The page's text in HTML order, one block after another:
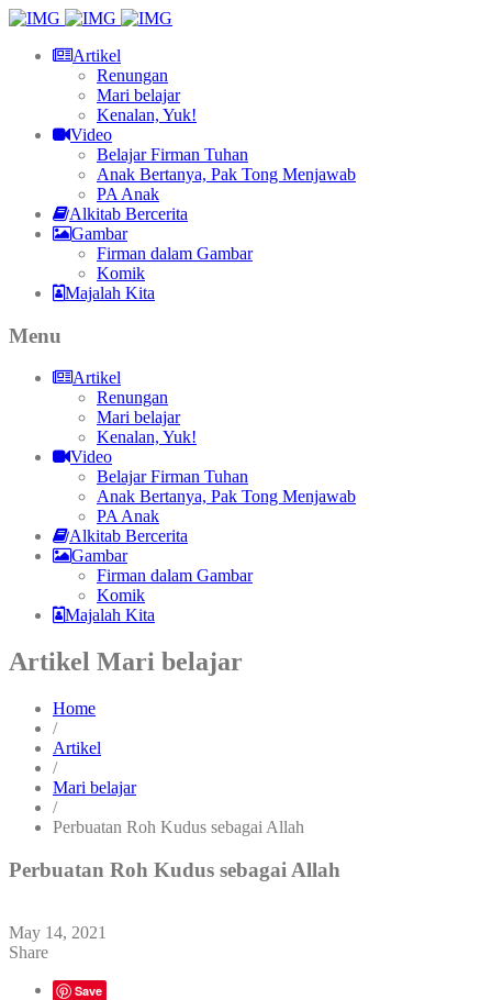
Artikel
Renungan
Mari belajar
Kenalan, Yuk!
Video
Belajar Firman Tuhan
Anak Bertanya, Pak Tong Menjawab
PA Anak
Alkitab Bercerita
Gambar
Firman dalam Gambar
Komik
Majalah Kita
Menu
Artikel
Renungan
Mari belajar
Kenalan, Yuk!
Video
Belajar Firman Tuhan
Anak Bertanya, Pak Tong Menjawab
PA Anak
Alkitab Bercerita
Gambar
Firman dalam Gambar
Komik
Majalah Kita
Artikel Mari belajar
Home
/
Artikel
/
Mari belajar
/
Perbuatan Roh Kudus sebagai Allah
Perbuatan Roh Kudus sebagai Allah
May 14, 2021
Share
Save